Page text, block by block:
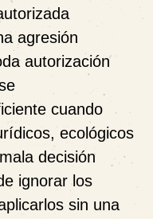
agresión
autorización
cuando
ecológicos
decisión
ignorar los
sin una